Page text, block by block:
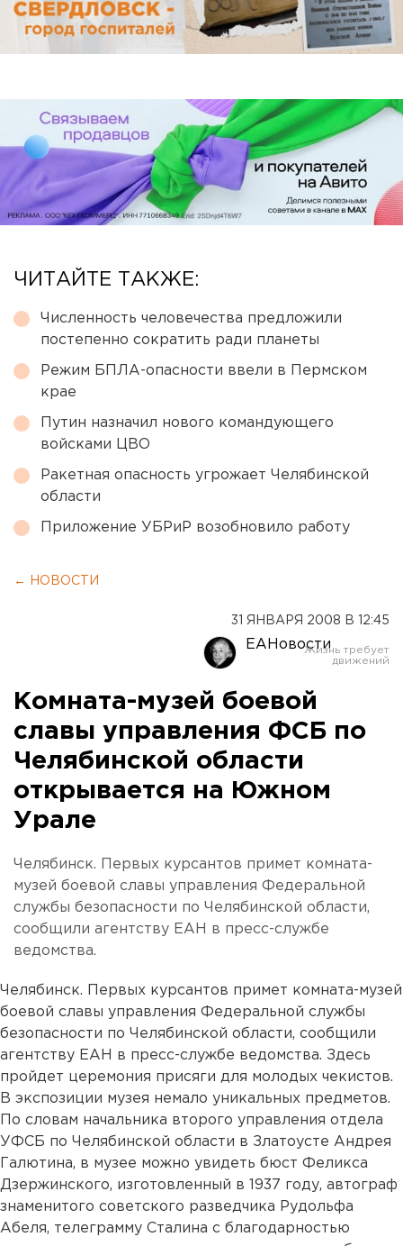
ЧИТАЙТЕ ТАКЖЕ:
Численность человечества предложили
постепенно сократить ради планеты
Режим БПЛА-опасности ввели в Пермском
крае
Путин назначил нового командующего
войсками ЦВО
Ракетная опасность угрожает Челябинской
области
Приложение УБРиР возобновило работу
← НОВОСТИ
31 ЯНВАРЯ 2008 В 12:45
ЕАНовости
Комната-музей боевой
славы управления ФСБ по
Челябинской области
открывается на Южном
Урале
Челябинск. Первых курсантов примет комната-
музей боевой славы управления Федеральной
службы безопасности по Челябинской области,
сообщили агентству ЕАН в пресс-службе
ведомства.
Челябинск. Первых курсантов примет комната-музей
боевой славы управления Федеральной службы
безопасности по Челябинской области, сообщили
агентству ЕАН в пресс-службе ведомства. Здесь
пройдет церемония присяги для молодых чекистов.
В экспозиции музея немало уникальных предметов.
По словам начальника второго управления отдела
УФСБ по Челябинской области в Златоусте Андрея
Галютина, в музее можно увидеть бюст Феликса
Дзержинского, изготовленный в 1937 году, автограф
знаменитого советского разведчика Рудольфа
Абеля, телеграмму Сталина с благодарностью